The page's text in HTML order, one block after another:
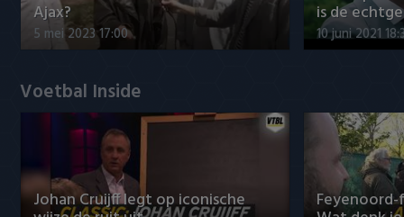
Ajax?
5 mei 2023 17:00
is de
10 juni 2021
Voetbal Inside
Johan Cruijff legt op iconische Feyenoord-